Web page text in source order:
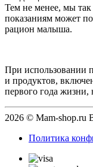
Тем не менее, мы
показаниям может
рацион малыша.
При использовании
и продуктов,
первого года жизни,
2026 © Mam-shop.ru
Политика